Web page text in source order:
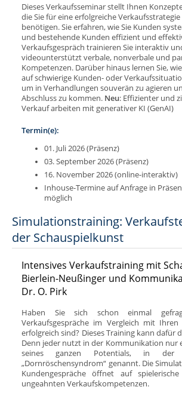
Dieses Verkaufsseminar stellt Ihnen
die Sie für eine erfolgreiche
benötigen. Sie erfahren, wie Sie Kunden
und bestehende Kunden effizient und
Verkaufsgespräch trainieren Sie interaktiv
videounterstützt verbale, nonverbale und
Kompetenzen. Darüber hinaus lernen Sie,
auf schwierige Kunden- oder
um in Verhandlungen souverän zu agieren
Abschluss zu kommen. Neu: Effizienter und
Verkauf arbeiten mit generativer KI (GenAI)
Termin(e):
01. Juli 2026 (Präsenz)
03. September 2026 (Präsenz)
16. November 2026 (online-interaktiv)
Inhouse-Termine auf Anfrage in
möglich
Simulationstraining:
der Schauspielkunst
Intensives Verkaufstraining mit
Bierlein-Neußinger und
Dr. O. Pirk
Haben Sie sich schon einmal
Verkaufsgespräche im Vergleich mit Ihren
erfolgreich sind? Dieses Training kann dafür
Denn jeder nutzt in der Kommunikation nur
seines ganzen Potentials, in der
„Dornröschensyndrom“ genannt. Die
Kundengespräche öffnet auf
ungeahnten Verkaufskompetenzen.